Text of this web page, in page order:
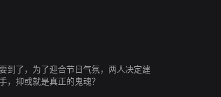
到了，为了迎合节日气氛，两人决定建
，抑或就是真正的鬼魂？